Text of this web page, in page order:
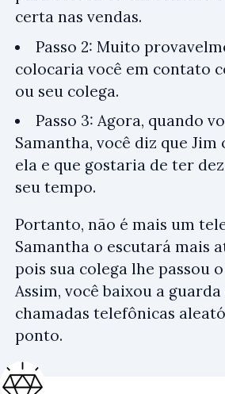
certa nas vendas.
Passo 2: Muito
colocaria você em contato
ou seu colega.
Passo 3: Agora, quando
Samantha, você diz que
ela e que gostaria de ter
seu tempo.
Portanto, não é mais um
Samantha o escutará mais
pois sua colega lhe passou
Assim, você baixou a
chamadas telefônicas
ponto.